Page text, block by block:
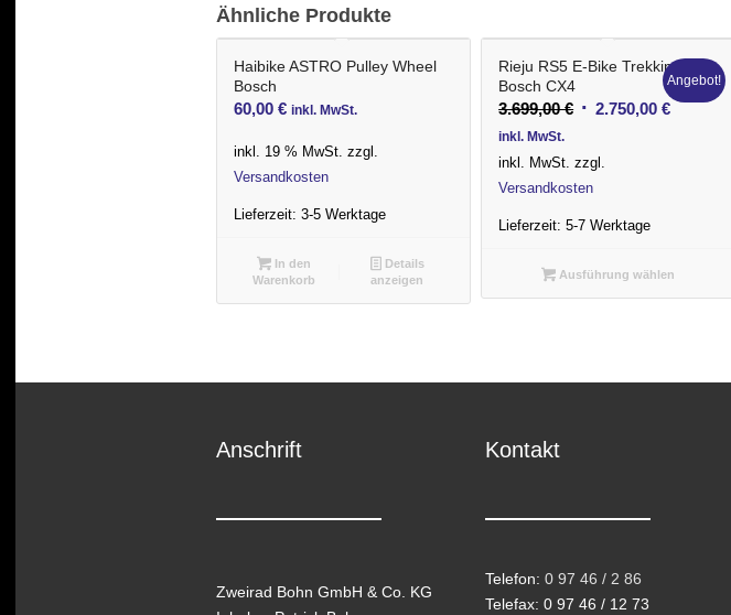
Ähnliche Produkte
Haibike ASTRO Pulley Wheel
Bosch
60,00 € inkl. MwSt.
inkl. 19 % MwSt. zzgl.
Versandkosten
Lieferzeit: 3-5 Werktage
In den
Warenkorb
Details
anzeigen
Rieju RS5 E-Bike Trekking
Bosch CX4
3.699,00€ Ursprünglicher
war:
3.699,00 €
2.750,00€Aktueller
inkl. MwSt.
Angebot!
inkl. MwSt. zzgl.
Versandkosten
Lieferzeit:5-7 Werktage
Ausführung wählen
Anschrift
Zweirad Bohn GmbH & Co. KG
Kontakt
Telefon: 0 97 46 / 2 86
Telefax: 0 97 46 / 12 73